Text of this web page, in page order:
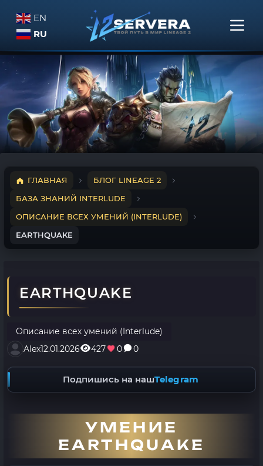
EN
RU
ГЛАВНАЯ
БЛОГ LINEAGE 2
БАЗА ЗНАНИЙ INTERLUDE
ОПИСАНИЕ ВСЕХ УМЕНИЙ (INTERLUDE)
EARTHQUAKE
EARTHQUAKE
Описание всех умений (Interlude)
Alex12.01.2026 427 0 0
Подпишись на нашTelegram
УМЕНИЕ
EARTHQUAKE